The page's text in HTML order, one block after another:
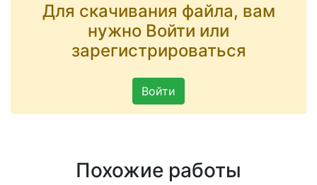
Для скачивания файла, вам
нужно Войти или
зарегистрироваться
Войти
Похожие работы